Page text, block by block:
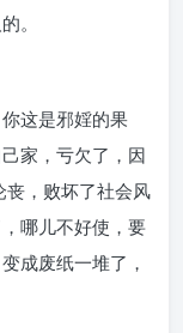
。
这是邪婬的果
家，亏欠了，因
丧，败坏了社会风
哪儿不好使，要
成废纸一堆了，